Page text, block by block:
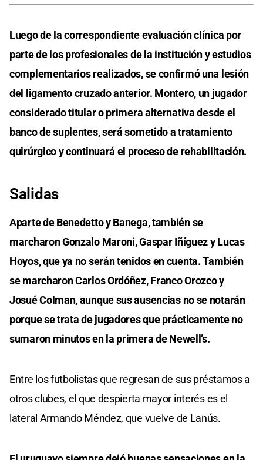
Luego de la correspondiente evaluación clínica por
parte de los profesionales de la institución y estudios
complementarios realizados, se confirmó una lesión
del ligamento cruzado anterior. Montero, un jugador
considerado titular o primera alternativa desde el
banco de suplentes, será sometido a tratamiento
quirúrgico y continuará el proceso de rehabilitación.
Salidas
Aparte de Benedetto y Banega, también se
marcharon Gonzalo Maroni, Gaspar Iñíguez y Lucas
Hoyos, que ya no serán tenidos en cuenta. También
se marcharon Carlos Ordóñez, Franco Orozco y
Josué Colman, aunque sus ausencias no se notarán
porque se trata de jugadores que prácticamente no
sumaron minutos en la primera de Newell’s.
Entre los futbolistas que regresan de sus préstamos a
otros clubes, el que despierta mayor interés es el
lateral Armando Méndez, que vuelve de Lanús.